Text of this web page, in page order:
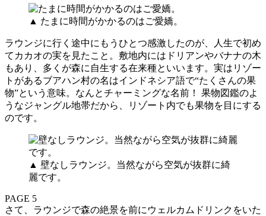
▲ たまに時間がかかるのはご愛嬌。
ラウンジに行く途中にもうひとつ感激したのが、人生で初め
てカカオの実を見たこと。敷地内にはドリアンやバナナの木
もあり、多くが森に自生する在来種といいます。実はリゾー
トがあるブアハン村の名はインドネシア語で“たくさんの果
物”という意味。なんとチャーミングな名前！ 果物図鑑のよ
うなジャングル地帯だから、リゾート内でも果物を目にする
のです。
▲ 壁なしラウンジ。当然ながら空気が抜群に綺
麗です。
PAGE 5
さて、ラウンジで森の絶景を前にウェルカムドリンクをいた